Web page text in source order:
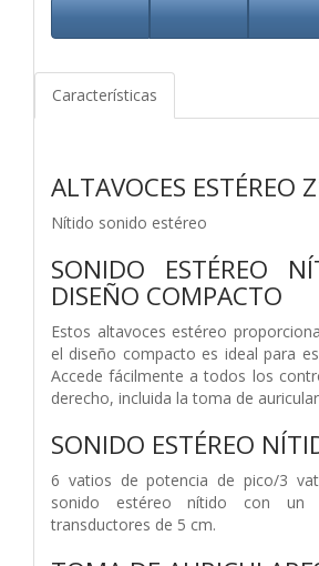
Características
ALTAVOCES ESTÉREO
Nítido sonido estéreo
SONIDO ESTÉREO
DISEÑO COMPACTO
Estos altavoces estéreo
el diseño compacto es ideal para
Accede fácilmente a todos los
derecho, incluida la toma de
SONIDO ESTÉREO
6 vatios de potencia de pico/3
sonido estéreo nítido con un
transductores de 5 cm.